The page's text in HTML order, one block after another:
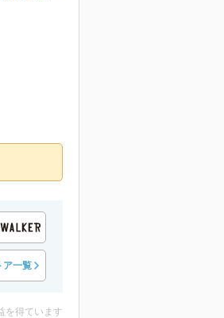
ア一覧
を得ています